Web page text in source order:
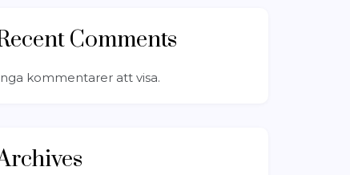
Comments
kommentarer att visa.